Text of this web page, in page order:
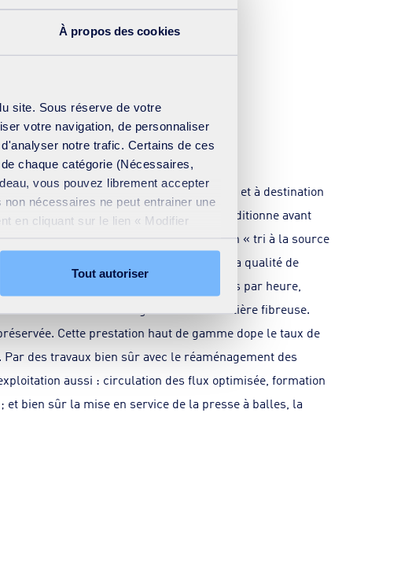
À propos des cookies
site. Sous réserve de votre
votre navigation, de personnaliser
notre trafic. Certains de ces
chaque catégorie (Nécessaires,
vous pouvez librement accepter
nécessaires ne peut entrainer une
en cliquant sur le lien « Modifier
Tout autoriser
taux de valorisation
en provenance des industriels locaux et à destination
les stocke, les trie puis les conditionne avant
accompagne chaque client pour un bon « tri à la source
de détecter toute anomalie et rectifier la qualité de
génération : pour le carton, 17 balles par heure,
et donc moins de 5 kg d’une autre matière fibreuse.
Cette prestation haut de gamme dope le taux de
des travaux bien sûr avec le réaménagement des
aussi : circulation des flux optimisée, formation
bien sûr la mise en service de la presse à balles, la